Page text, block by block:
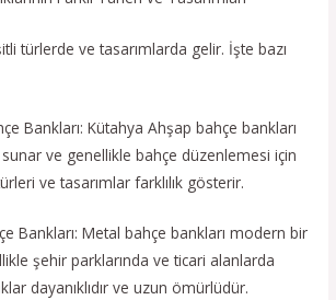
türlerde ve tasarımlarda gelir. İşte bazı
Bankları: Kütahya Ahşap bahçe bankları
ve genellikle bahçe düzenlemesi için
ve tasarımlar farklılık gösterir.
Bankları: Metal bahçe bankları modern bir
şehir parklarında ve ticari alanlarda
dayanıklıdır ve uzun ömürlüdür.